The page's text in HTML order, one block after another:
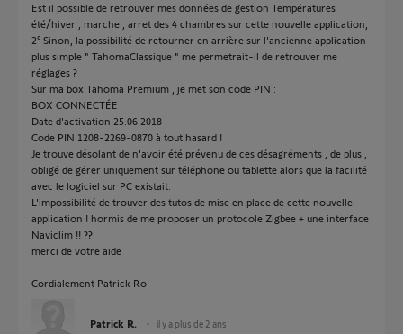
Est il possible de retrouver mes données de gestion Températures
été/hiver , marche , arret des 4 chambres sur cette nouvelle application,
2° Sinon, la possibilité de retourner en arrière sur l'ancienne application
plus simple " TahomaClassique " me permetrait-il de retrouver me
réglages ?
Sur ma box Tahoma Premium , je met son code PIN :
BOX CONNECTÉE
Date d'activation 25.06.2018
Code PIN 1208-2269-0870 à tout hasard !
Je trouve désolant de n'avoir été prévenu de ces désagréments , de plus ,
obligé de gérer uniquement sur téléphone ou tablette alors que la facilité
avec le logiciel sur PC existait.
L'impossibilité de trouver des tutos de mise en place de cette nouvelle
application ! hormis de me proposer un protocole Zigbee + une interface
Naviclim !! ??
merci de votre aide
Cordialement Patrick Ro
Patrick R. il y a plus de 2 ans